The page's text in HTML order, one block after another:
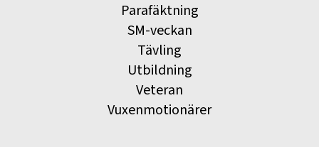
Parafäktning
SM-veckan
Tävling
Utbildning
Veteran
Vuxenmotionärer